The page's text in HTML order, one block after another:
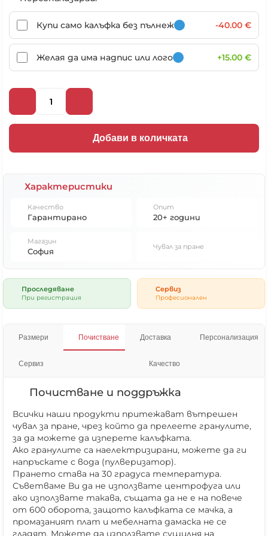
Купи само калъфка без пълнеж -40.00 €
Желая да има надпис или лого +15.00 €
Добави в количката
Характеристики
Качество
Гарантирано
Опит
20+ години
Магазин
София Чувал за пране
Проследяване
При регистрация
Сервиз
Професионален
Размери Почистване Доставка Персонализация
Сервиз Качество
Почистване и поддръжка
Всички наши продукти притежават вътрешен
чувал за пране, чрез който да прелеете гранулите,
за да можете да изперете калъфката.
Ако гранулите са наелектризирани, можете да ги
напръскате с вода (пулверизатор).
Прането става на 30 градуса температура.
Съветваме Ви да не използвате центрофуга или
ако използвате такава, същата да не е на повече
от 600 оборота, защото калъфката се мачка, а
промазаният плат и мебелната дамаска не се
гладят. Можете да използвате сушилня на